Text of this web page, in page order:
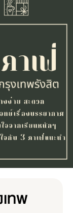
ทพ